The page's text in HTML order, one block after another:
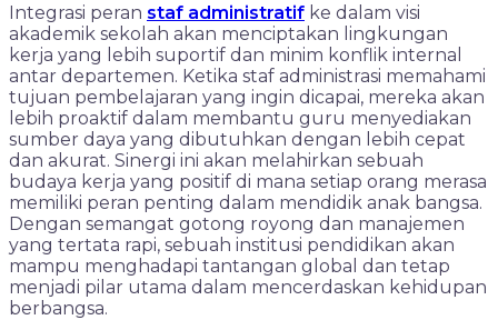
Integrasi peran staf administratif ke dalam visi
akademik sekolah akan menciptakan lingkungan
kerja yang lebih suportif dan minim konflik internal
antar departemen. Ketika staf administrasi memahami
tujuan pembelajaran yang ingin dicapai, mereka akan
lebih proaktif dalam membantu guru menyediakan
sumber daya yang dibutuhkan dengan lebih cepat
dan akurat. Sinergi ini akan melahirkan sebuah
budaya kerja yang positif di mana setiap orang merasa
memiliki peran penting dalam mendidik anak bangsa.
Dengan semangat gotong royong dan manajemen
yang tertata rapi, sebuah institusi pendidikan akan
mampu menghadapi tantangan global dan tetap
menjadi pilar utama dalam mencerdaskan kehidupan
berbangsa.